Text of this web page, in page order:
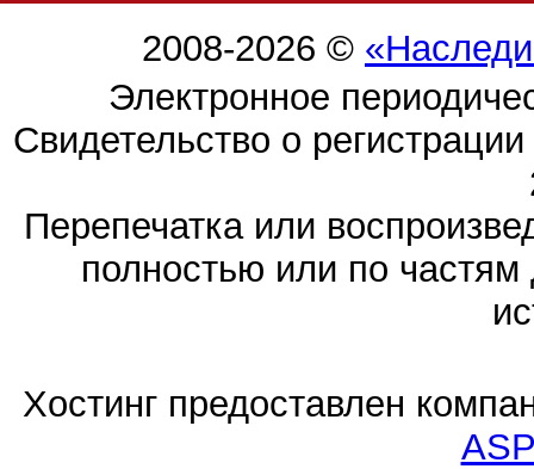
2008-2026 ©
Электронное
Свидетельство о
Перепечатка или
полностью или по частям
Хостинг предоставлен